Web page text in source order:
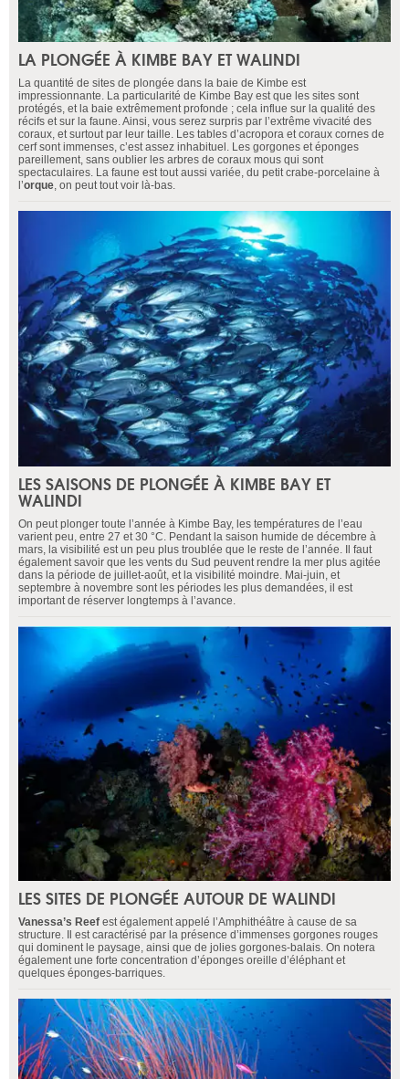
LA PLONGÉE À KIMBE BAY ET WALINDI
La quantité de sites de plongée dans la baie de Kimbe est
impressionnante. La particularité de Kimbe Bay est que les sites sont
protégés, et la baie extrêmement profonde ; cela influe sur la qualité des
récifs et sur la faune. Ainsi, vous serez surpris par l’extrême vivacité des
coraux, et surtout par leur taille. Les tables d’acropora et coraux cornes de
cerf sont immenses, c’est assez inhabituel. Les gorgones et éponges
pareillement, sans oublier les arbres de coraux mous qui sont
spectaculaires. La faune est tout aussi variée, du petit crabe-porcelaine à
l’orque, on peut tout voir là-bas.
LES SAISONS DE PLONGÉE À KIMBE BAY ET
WALINDI
On peut plonger toute l’année à Kimbe Bay, les températures de l’eau
varient peu, entre 27 et 30 °C. Pendant la saison humide de décembre à
mars, la visibilité est un peu plus troublée que le reste de l’année. Il faut
également savoir que les vents du Sud peuvent rendre la mer plus agitée
dans la période de juillet-août, et la visibilité moindre. Mai-juin, et
septembre à novembre sont les périodes les plus demandées, il est
important de réserver longtemps à l’avance.
LES SITES DE PLONGÉE AUTOUR DE WALINDI
Vanessa’s Reef est également appelé l’Amphithéâtre à cause de sa
structure. Il est caractérisé par la présence d’immenses gorgones rouges
qui dominent le paysage, ainsi que de jolies gorgones-balais. On notera
également une forte concentration d’éponges oreille d’éléphant et
quelques éponges-barriques.